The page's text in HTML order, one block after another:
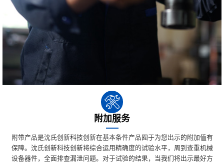
附加服务
附带产品是沈氏创新科技创新在基本条件产品囿于为您出示的附加值有
保障。沈氏创新科技创新将综合运用精确度的试验水平，周到查重机械
设备器件，全面排查漏泄问题。对于试验的结果，当我们将出示最好方